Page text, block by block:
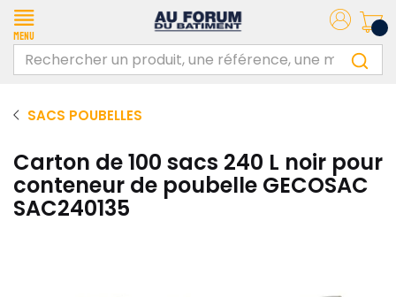
Menu
SACS POUBELLES
Carton de 100 sacs 240 L noir pour
conteneur de poubelle GECOSAC
SAC240135